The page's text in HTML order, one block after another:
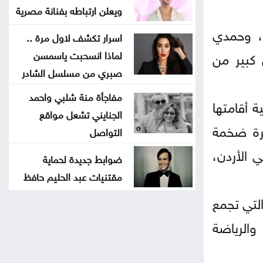
وحمدي
كبير من
أقامتها
ضخمة
الأردن،
تجمع
ويعلن ارتباطه بفنانة مصرية
اسرار تكشف لاول مرة ..
لماذا انسحبت ياسمسن
صبري من مسلسل الشادر
مفاجأة منة شلبي واحمد
الجنايني تشعل مواقع
التواصل
ضوابط جديدة لحماية
مقتنيات عبد الحليم حافظ